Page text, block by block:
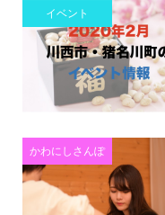
イベント
かわにしさんぽ